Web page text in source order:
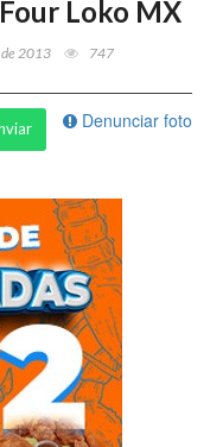
Loko MX
de 2013 747
Denunciar foto